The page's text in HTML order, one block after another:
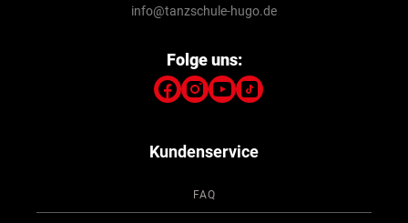
info@tanzschule-hugo.de
Folge uns:
Kundenservice
FAQ